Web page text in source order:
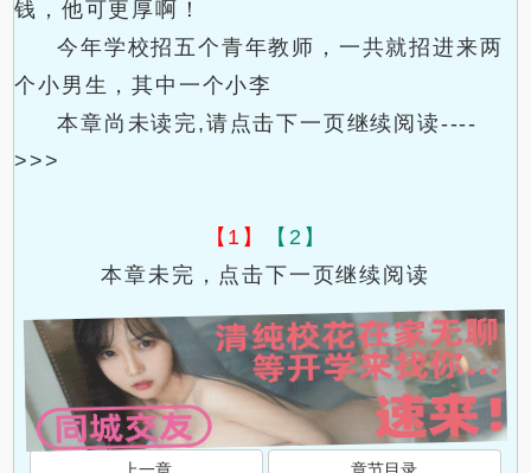
钱，他可更厚啊！
今年学校招五个青年教师，一共就招进来两
个小男生，其中一个小李
本章尚未读完,请点击下一页继续阅读----
>>>
【1】
【2】
本章未完，点击下一页继续阅读